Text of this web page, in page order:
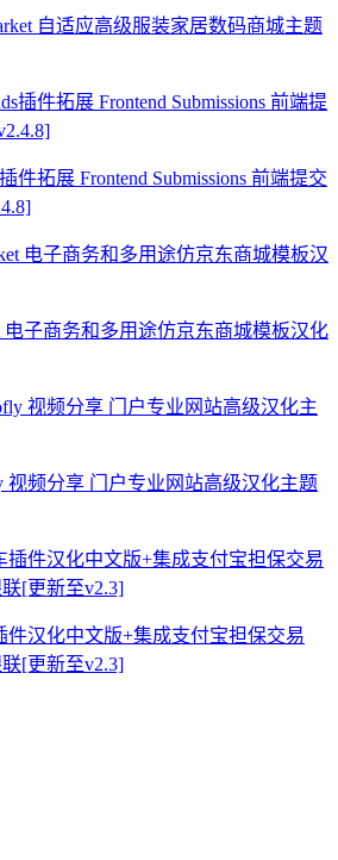
自适应高级服装家居数码商城主题
件拓展 Frontend Submissions 前端提交
电子商务和多用途仿京东商城模板汉化
视频分享 门户专业网站高级汉化主题
件汉化中文版+集成支付宝担保交易
[更新至v2.3]